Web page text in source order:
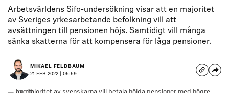
Arbetsvärldens Sifo-undersökning visar att en majoritet
av Sveriges yrkesarbetande befolkning vill att
avsättningen till pensionen höjs. Samtidigt vill många
sänka skatterna för att kompensera för låga pensioner.
MIKAEL FELDBAUM
21 FEB 2022 | 05:59